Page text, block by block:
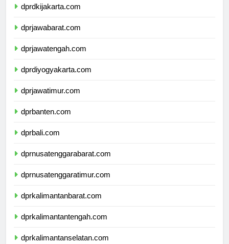
dprdkijakarta.com
dprjawabarat.com
dprjawatengah.com
dprdiyogyakarta.com
dprjawatimur.com
dprbanten.com
dprbali.com
dprnusatenggarabarat.com
dprnusatenggaratimur.com
dprkalimantanbarat.com
dprkalimantantengah.com
dprkalimantanselatan.com